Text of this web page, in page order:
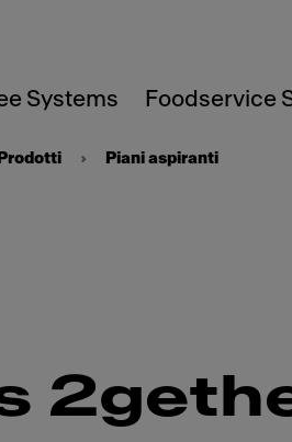
Systems Foodservice
Prodotti Piani aspiranti